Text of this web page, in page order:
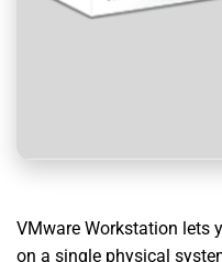
VMware Workstation lets
on a single physical